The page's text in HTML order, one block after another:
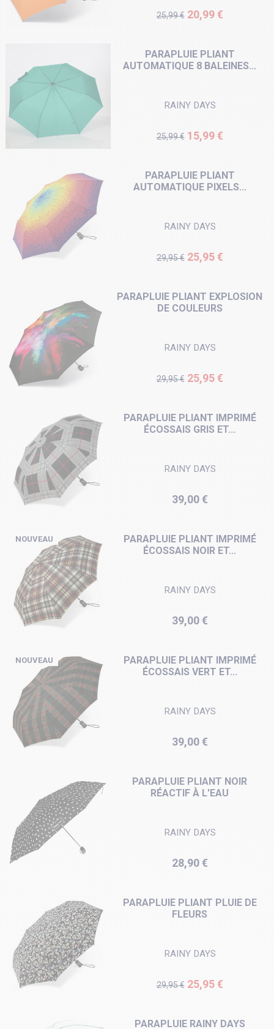
Prix de base
25,99 € Prix
20,99 €
PARAPLUIE PLIANT
AUTOMATIQUE 8 BALEINES...
RAINY DAYS
Prix de base
25,99 € Prix
15,99 €
PARAPLUIE PLIANT
AUTOMATIQUE PIXELS...
RAINY DAYS
Prix de base
29,95 € Prix
25,95 €
PARAPLUIE PLIANT EXPLOSION
DE COULEURS
RAINY DAYS
Prix de base
29,95 € Prix
25,95 €
PARAPLUIE PLIANT IMPRIMÉ
ÉCOSSAIS GRIS ET...
RAINY DAYS
Prix
39,00 €
PARAPLUIE PLIANT IMPRIMÉ
ÉCOSSAIS NOIR ET...
RAINY DAYS
Prix
39,00 €
NOUVEAU
PARAPLUIE PLIANT IMPRIMÉ
ÉCOSSAIS VERT ET...
RAINY DAYS
Prix
39,00 €
NOUVEAU
PARAPLUIE PLIANT NOIR
RÉACTIF À L'EAU
RAINY DAYS
Prix
28,90 €
PARAPLUIE PLIANT PLUIE DE
FLEURS
RAINY DAYS
Prix de base
29,95 € Prix
25,95 €
PARAPLUIE RAINY DAYS